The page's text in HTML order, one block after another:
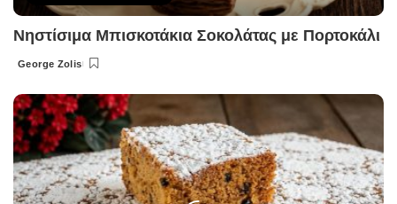
Νηστίσιμα Μπισκοτάκια Σοκολάτας με Πορτοκάλι
Posted
George Zolis